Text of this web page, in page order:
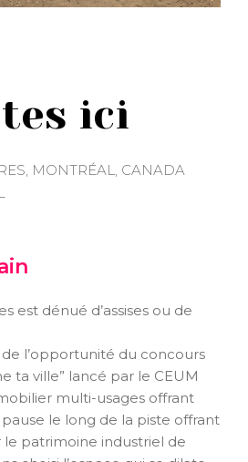
ici
MONTRÉAL, CANADA
est dénué d’assises ou de
l’opportunité du concours
ta ville” lancé par le CEUM
multi-usages offrant
le long de la piste offrant
le patrimoine industriel de